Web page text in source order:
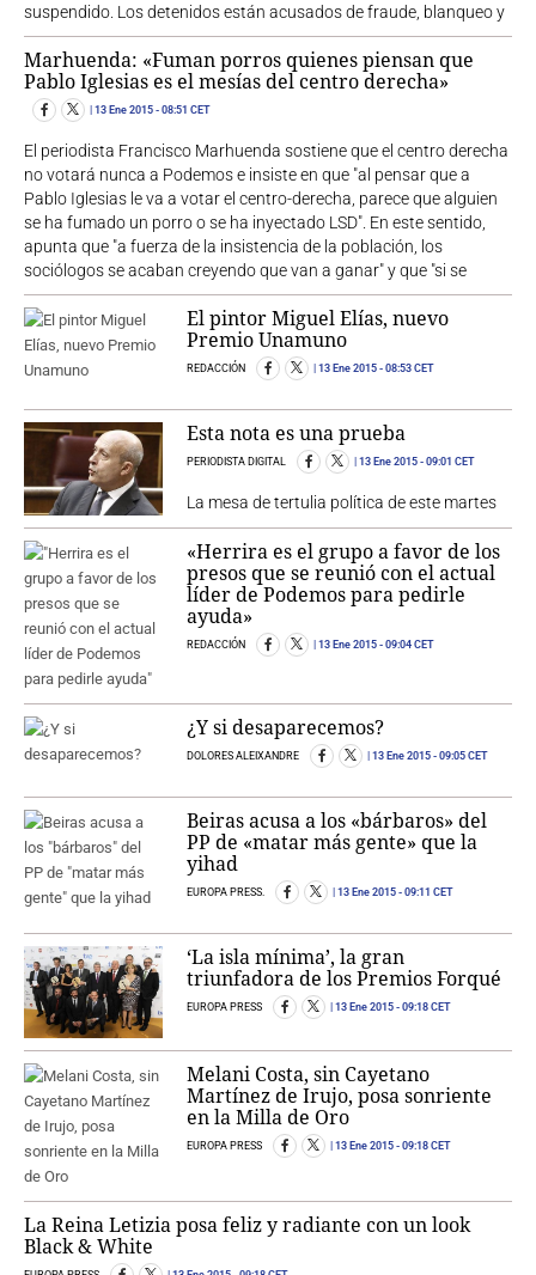
suspendido. Los detenidos están acusados de fraude, blanqueo y
Marhuenda: «Fuman porros quienes piensan que
Pablo Iglesias es el mesías del centro derecha»
13 Ene 2015 - 08:51 CET
El periodista Francisco Marhuenda sostiene que el centro derecha
no votará nunca a Podemos e insiste en que "al pensar que a
Pablo Iglesias le va a votar el centro-derecha, parece que alguien
se ha fumado un porro o se ha inyectado LSD". En este sentido,
apunta que "a fuerza de la insistencia de la población, los
sociólogos se acaban creyendo que van a ganar" y que "si se
El pintor Miguel Elías, nuevo
Premio Unamuno
REDACCIÓN 13 Ene 2015 - 08:53 CET
Esta nota es una prueba
PERIODISTA DIGITAL 13 Ene 2015 - 09:01 CET
La mesa de tertulia política de este martes
«Herrira es el grupo a favor de los
presos que se reunió con el actual
líder de Podemos para pedirle
ayuda»
REDACCIÓN 13 Ene 2015 - 09:04 CET
¿Y si desaparecemos?
DOLORES ALEIXANDRE 13 Ene 2015 - 09:05 CET
Beiras acusa a los «bárbaros» del
PP de «matar más gente» que la
yihad
EUROPA PRESS. 13 Ene 2015 - 09:11 CET
‘La isla mínima’, la gran
triunfadora de los Premios Forqué
EUROPA PRESS 13 Ene 2015 - 09:18 CET
Melani Costa, sin Cayetano
Martínez de Irujo, posa sonriente
en la Milla de Oro
EUROPA PRESS 13 Ene 2015 - 09:18 CET
La Reina Letizia posa feliz y radiante con un look
Black & White